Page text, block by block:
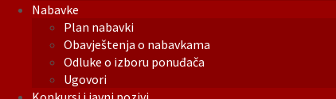
Nabavke
Plan nabavki
Obavještenja o nabavkama
Odluke o izboru ponuđača
Ugovori